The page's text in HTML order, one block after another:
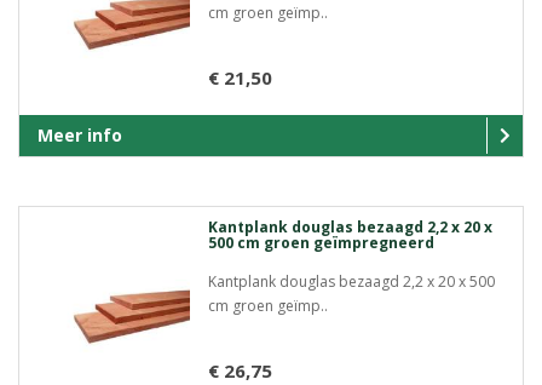
cm groen geïmp..
€ 21,50
Meer info
Kantplank douglas bezaagd 2,2 x 20 x
500 cm groen geïmpregneerd
Kantplank douglas bezaagd 2,2 x 20 x 500
cm groen geïmp..
€ 26,75